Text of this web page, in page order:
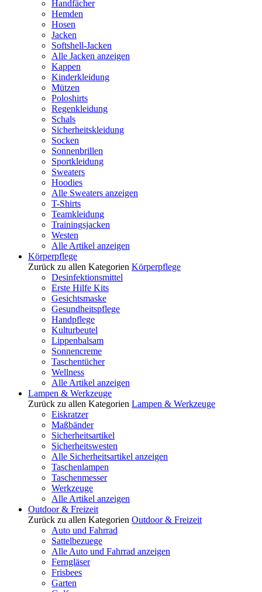
Handfächer
Hemden
Hosen
Jacken
Softshell-Jacken
Alle Jacken anzeigen
Kappen
Kinderkleidung
Mützen
Poloshirts
Regenkleidung
Schals
Sicherheitskleidung
Socken
Sonnenbrillen
Sportkleidung
Sweaters
Hoodies
Alle Sweaters anzeigen
T-Shirts
Teamkleidung
Trainingsjacken
Westen
Alle Artikel anzeigen
Körperpflege
Zurück zu allen Kategorien Körperpflege
Desinfektionsmittel
Erste Hilfe Kits
Gesichtsmaske
Gesundheitspflege
Handpflege
Kulturbeutel
Lippenbalsam
Sonnencreme
Taschentücher
Wellness
Alle Artikel anzeigen
Lampen & Werkzeuge
Zurück zu allen Kategorien Lampen & Werkzeuge
Eiskratzer
Maßbänder
Sicherheitsartikel
Sicherheitswesten
Alle Sicherheitsartikel anzeigen
Taschenlampen
Taschenmesser
Werkzeuge
Alle Artikel anzeigen
Outdoor & Freizeit
Zurück zu allen Kategorien Outdoor & Freizeit
Auto und Fahrrad
Sattelbezuege
Alle Auto und Fahrrad anzeigen
Ferngläser
Frisbees
Garten